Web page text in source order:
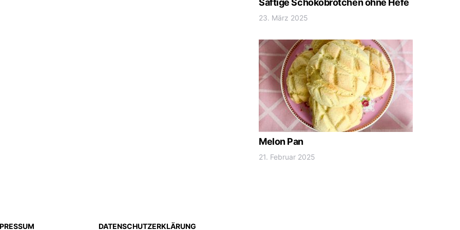
Saftige Schokobrötchen ohne Hefe
23. März 2025
Melon Pan
21. Februar 2025
DATENSCHUTZERKLÄRUNG